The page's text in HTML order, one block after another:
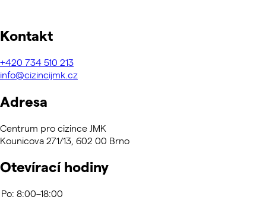
Kontakt
+420 734 510 213
info@cizincijmk.cz
Adresa
Centrum pro cizince JMK
Kounicova 271/13, 602 00 Brno
Otevírací hodiny